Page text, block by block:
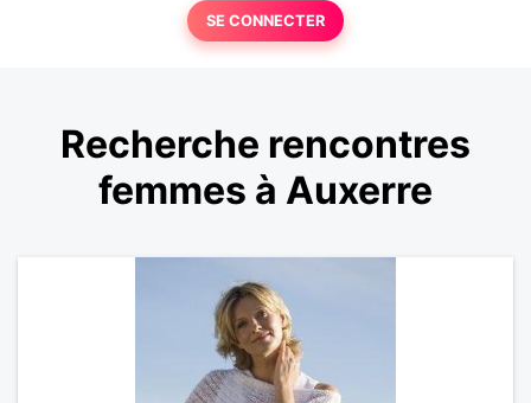
SE CONNECTER
Recherche rencontres
femmes à Auxerre